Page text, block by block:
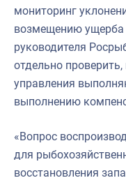
мониторинг
возмещению ущерба
руководителя
отдельно
управления
выполнению
«Вопрос
для
восстановления